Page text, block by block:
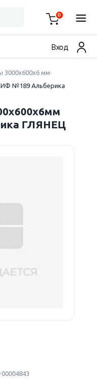
0
Вход
мм
№189 Альберика
ГЛЯНЕЦ